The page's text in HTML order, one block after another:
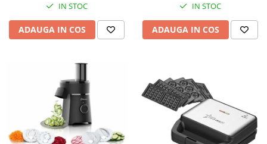
IN STOC
ADAUGA IN COS
IN STOC
ADAUGA IN COS